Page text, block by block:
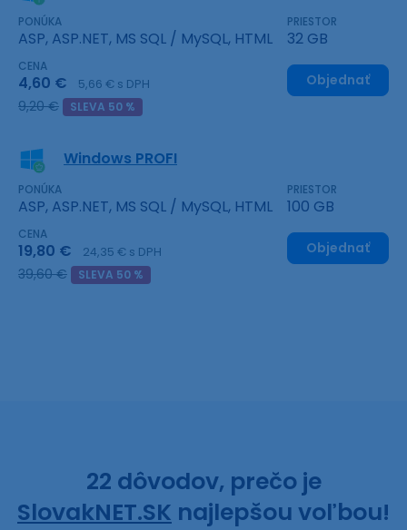
PONÚKA
ASP, ASP.NET, MS SQL / MySQL, HTML
PRIESTOR
32 GB
CENA
4,60 € 5,66 € s DPH
9,20 € SLEVA 50 %
Objednať
Windows PROFI
PONÚKA
ASP, ASP.NET, MS SQL / MySQL, HTML
PRIESTOR
100 GB
CENA
19,80 € 24,35 € s DPH
39,60 € SLEVA 50 %
Objednať
22 dôvodov, prečo je
SlovakNET.SK najlepšou voľbou!